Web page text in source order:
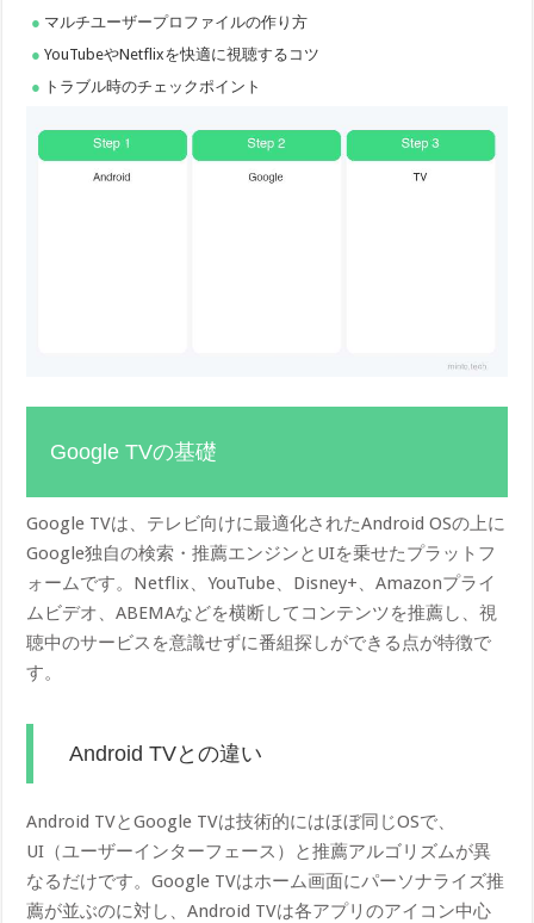
マルチユーザープロファイルの作り方
YouTubeやNetflixを快適に視聴するコツ
トラブル時のチェックポイント
Google TVの基礎
Google TVは、テレビ向けに最適化されたAndroid OSの上に
Google独自の検索・推薦エンジンとUIを乗せたプラットフ
ォームです。Netflix、YouTube、Disney+、Amazonプライ
ムビデオ、ABEMAなどを横断してコンテンツを推薦し、視
聴中のサービスを意識せずに番組探しができる点が特徴で
す。
Android TVとの違い
Android TVとGoogle TVは技術的にはほぼ同じOSで、
UI（ユーザーインターフェース）と推薦アルゴリズムが異
なるだけです。Google TVはホーム画面にパーソナライズ推
薦が並ぶのに対し、Android TVは各アプリのアイコン中心